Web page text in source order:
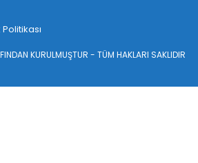
KURULMUŞTUR - TÜM HAKLARI SAKLIDIR